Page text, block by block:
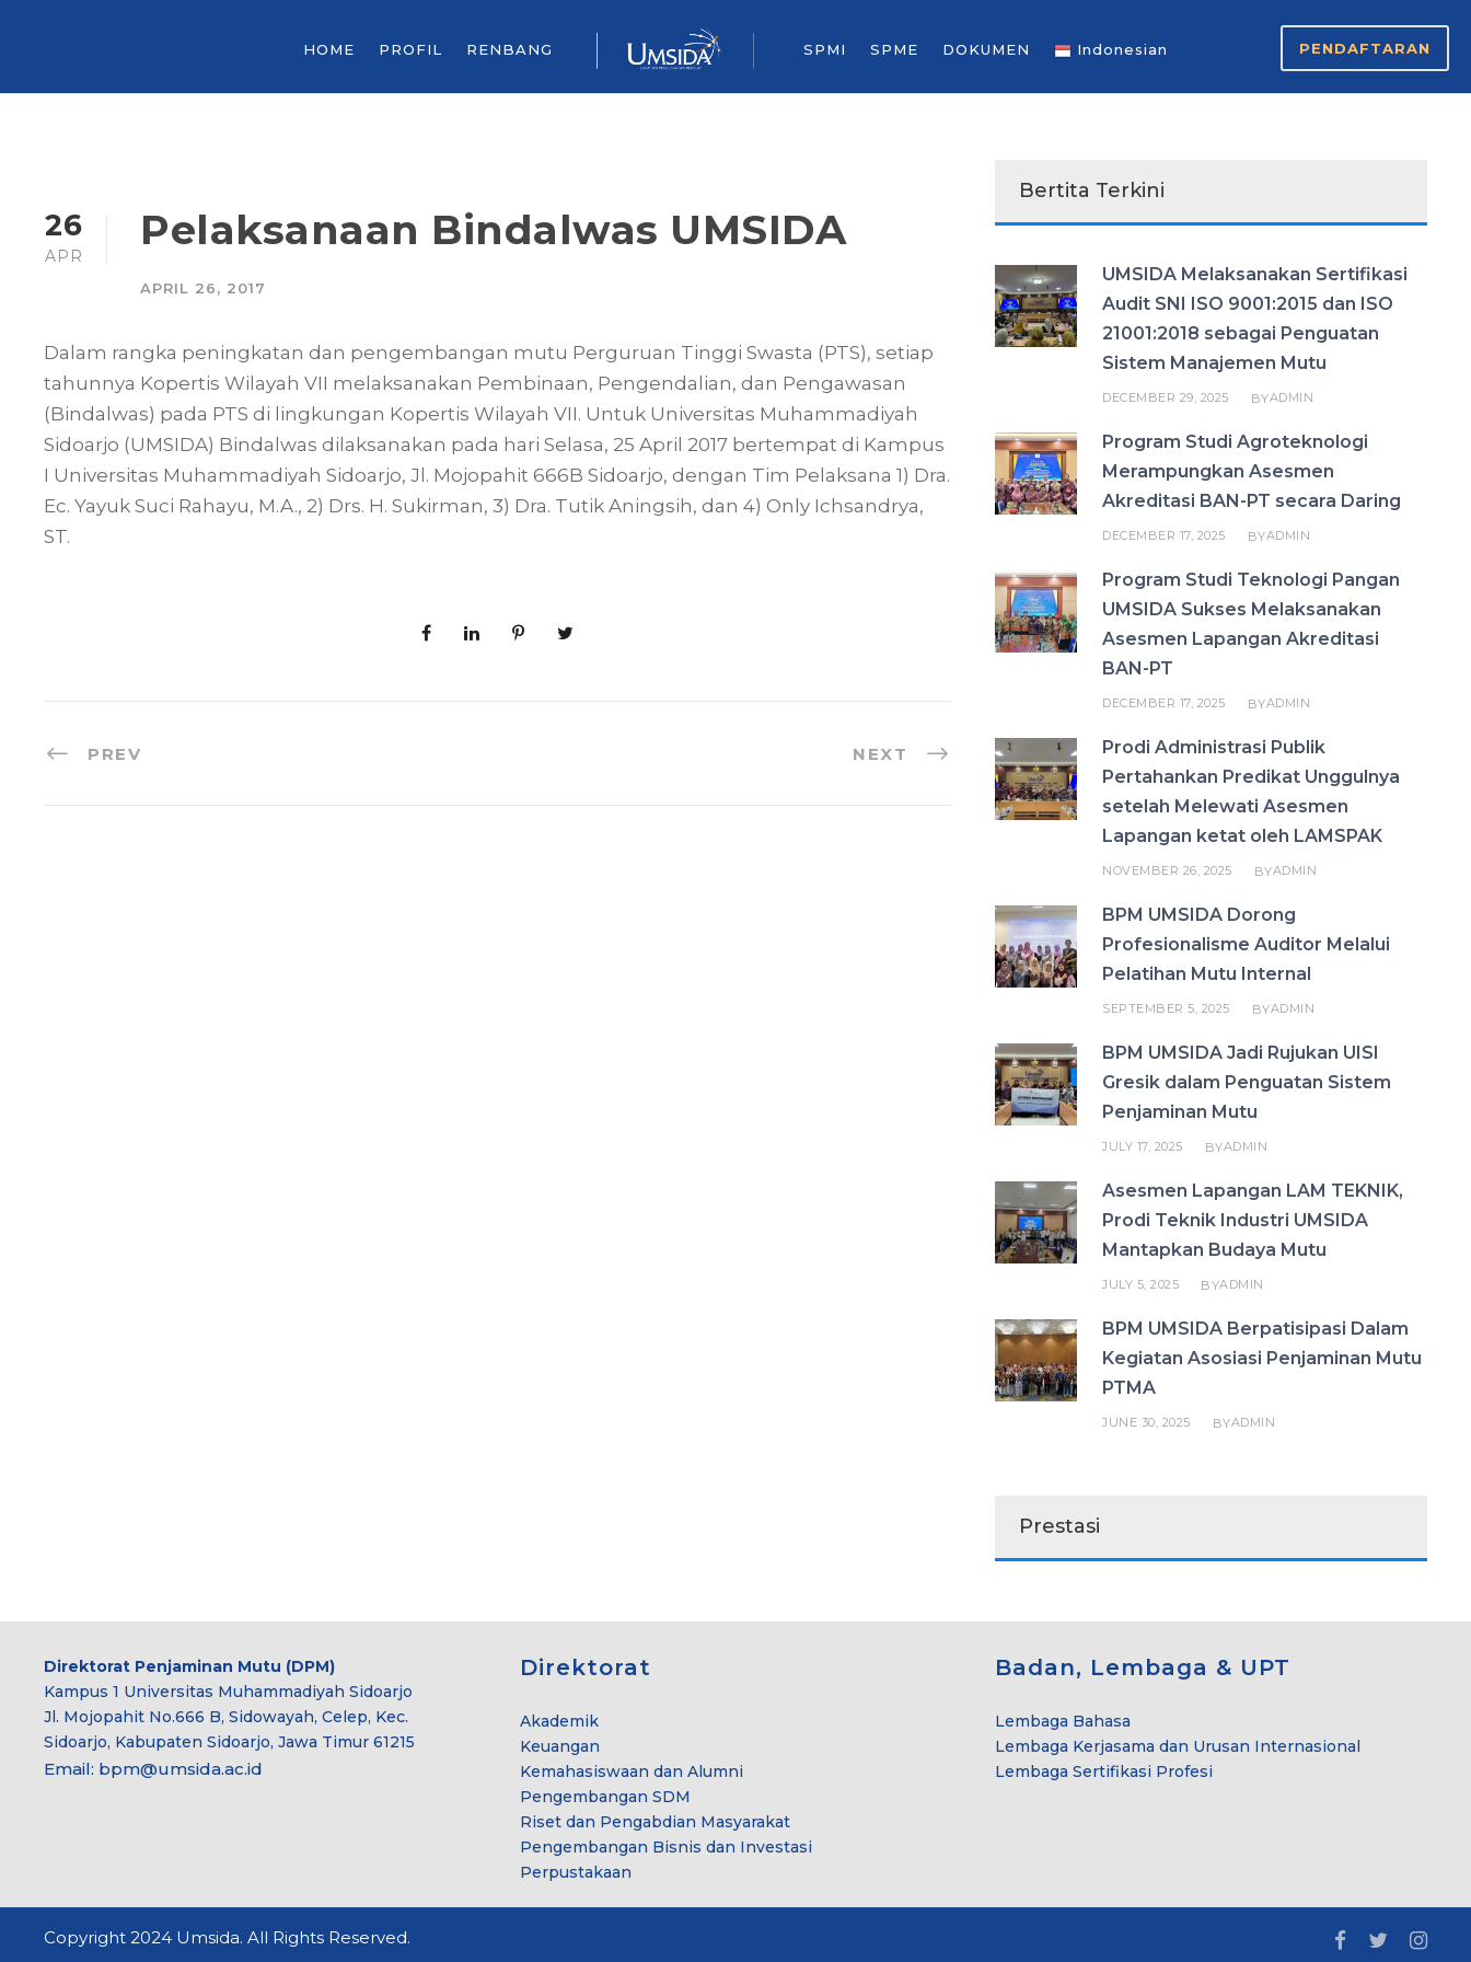
HOME PROFIL RENBANG SPMI SPME DOKUMEN Indonesian PENDAFTARAN
26
APR
Pelaksanaan Bindalwas UMSIDA
APRIL 26, 2017
Dalam rangka peningkatan dan pengembangan mutu Perguruan Tinggi Swasta (PTS), setiap
tahunnya Kopertis Wilayah VII melaksanakan Pembinaan, Pengendalian, dan Pengawasan
(Bindalwas) pada PTS di lingkungan Kopertis Wilayah VII. Untuk Universitas Muhammadiyah
Sidoarjo (UMSIDA) Bindalwas dilaksanakan pada hari Selasa, 25 April 2017 bertempat di Kampus
I Universitas Muhammadiyah Sidoarjo, Jl. Mojopahit 666B Sidoarjo, dengan Tim Pelaksana 1) Dra.
Ec. Yayuk Suci Rahayu, M.A., 2) Drs. H. Sukirman, 3) Dra. Tutik Aningsih, dan 4) Only Ichsandrya,
ST.
PREV NEXT
Bertita Terkini
UMSIDA Melaksanakan Sertifikasi
Audit SNI ISO 9001:2015 dan ISO
21001:2018 sebagai Penguatan
Sistem Manajemen Mutu
DECEMBER 29, 2025 BYADMIN
Program Studi Agroteknologi
Merampungkan Asesmen
Akreditasi BAN-PT secara Daring
DECEMBER 17, 2025 BYADMIN
Program Studi Teknologi Pangan
UMSIDA Sukses Melaksanakan
Asesmen Lapangan Akreditasi
BAN-PT
DECEMBER 17, 2025 BYADMIN
Prodi Administrasi Publik
Pertahankan Predikat Unggulnya
setelah Melewati Asesmen
Lapangan ketat oleh LAMSPAK
NOVEMBER 26, 2025 BYADMIN
BPM UMSIDA Dorong
Profesionalisme Auditor Melalui
Pelatihan Mutu Internal
SEPTEMBER 5, 2025 BYADMIN
BPM UMSIDA Jadi Rujukan UISI
Gresik dalam Penguatan Sistem
Penjaminan Mutu
JULY 17, 2025 BYADMIN
Asesmen Lapangan LAM TEKNIK,
Prodi Teknik Industri UMSIDA
Mantapkan Budaya Mutu
JULY 5, 2025 BYADMIN
BPM UMSIDA Berpatisipasi Dalam
Kegiatan Asosiasi Penjaminan Mutu
PTMA
JUNE 30, 2025 BYADMIN
Prestasi
Direktorat Penjaminan Mutu (DPM)
Kampus 1 Universitas Muhammadiyah Sidoarjo
Jl. Mojopahit No.666 B, Sidowayah, Celep, Kec.
Sidoarjo, Kabupaten Sidoarjo, Jawa Timur 61215
Email: bpm@umsida.ac.id
Direktorat
Akademik
Keuangan
Kemahasiswaan dan Alumni
Pengembangan SDM
Riset dan Pengabdian Masyarakat
Pengembangan Bisnis dan Investasi
Perpustakaan
Badan, Lembaga & UPT
Lembaga Bahasa
Lembaga Kerjasama dan Urusan Internasional
Lembaga Sertifikasi Profesi
Copyright 2024 Umsida. All Rights Reserved.